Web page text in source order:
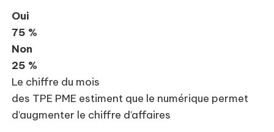
Oui
75 %
Non
25 %
Le chiffre du mois
des TPE PME estiment que le numérique permet
d’augmenter le chiffre d’affaires